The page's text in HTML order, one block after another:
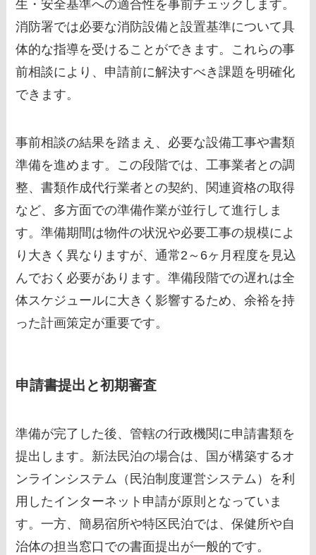
生・安全基準への適合性を事前チェックします。
消防署では必要な消防設備と設置基準について具
体的な指導を受けることができます。これらの事
前相談により、申請前に解決すべき課題を明確化
できます。
事前相談の結果を踏まえ、必要な設備工事や書類
準備を進めます。この段階では、工事業者との調
整、書類作成代行業者との契約、関連資格の取得
など、多方面での準備作業が並行して進行しま
す。準備期間は物件の状況や必要工事の規模によ
り大きく異なりますが、通常2～6ヶ月程度を見込
んでおく必要があります。準備段階での遅れは全
体スケジュールに大きく影響するため、余裕を持
った計画策定が重要です。
申請書提出と初期審査
準備が完了した後、管轄の行政機関に申請書類を
提出します。新法民泊の場合は、国が構築するオ
ンラインシステム（民泊制度運営システム）を利
用したインターネット申請が原則となっていま
す。一方、簡易宿所や特区民泊では、保健所や自
治体の担当窓口での書面提出が一般的です。